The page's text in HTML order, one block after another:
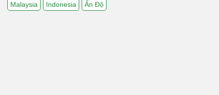
Malaysia Indonesia Ấn Độ